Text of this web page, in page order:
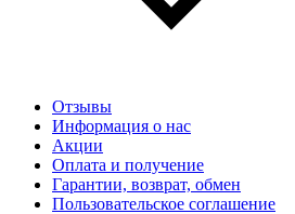
Отзывы
Информация о нас
Акции
Оплата и получение
Гарантии, возврат, обмен
Пользовательское соглашение